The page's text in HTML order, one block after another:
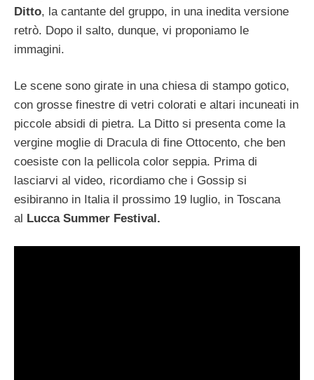
Ditto, la cantante del gruppo, in una inedita versione
retrò. Dopo il salto, dunque, vi proponiamo le
immagini.
Le scene sono girate in una chiesa di stampo gotico,
con grosse finestre di vetri colorati e altari incuneati in
piccole absidi di pietra. La Ditto si presenta come la
vergine moglie di Dracula di fine Ottocento, che ben
coesiste con la pellicola color seppia. Prima di
lasciarvi al video, ricordiamo che i Gossip si
esibiranno in Italia il prossimo 19 luglio, in Toscana
al Lucca Summer Festival.